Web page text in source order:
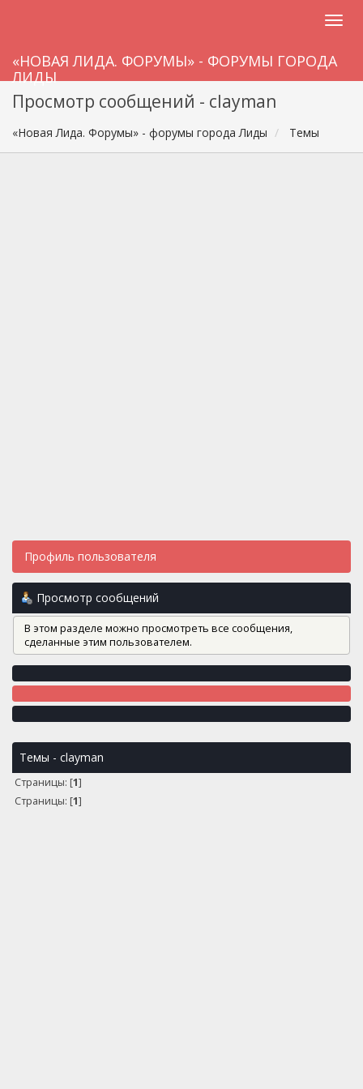
«НОВАЯ ЛИДА. ФОРУМЫ» - ФОРУМЫ ГОРОДА
ЛИДЫ
Просмотр сообщений - clayman
«Новая Лида. Форумы» - форумы города Лиды Темы
Профиль пользователя
Просмотр сообщений
В этом разделе можно просмотреть все сообщения,
сделанные этим пользователем.
Темы - clayman
Страницы: [1]
Страницы: [1]